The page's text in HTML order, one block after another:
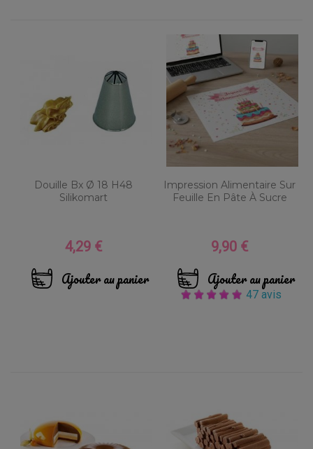
Douille Bx Ø 18 H48
Silikomart
Prix
4,29 €
Ajouter au panier
Impression Alimentaire Sur
Feuille En Pâte À Sucre
Prix
9,90 €
Ajouter au panier
47 avis